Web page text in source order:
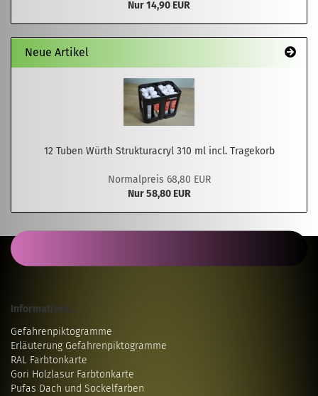
Nur 14,90 EUR
Neue Artikel
12 Tuben Würth Strukturacryl 310 ml incl. Tragekorb
Normalpreis 68,80 EUR
Nur 58,80 EUR
Informatives...
Gefahrenpiktogramme
Erläuterung Gefahrenpiktogramme
RAL Farbtonkarte
Gori Holzlasur Farbtonkarte
Pufas Dach und Sockelfarben